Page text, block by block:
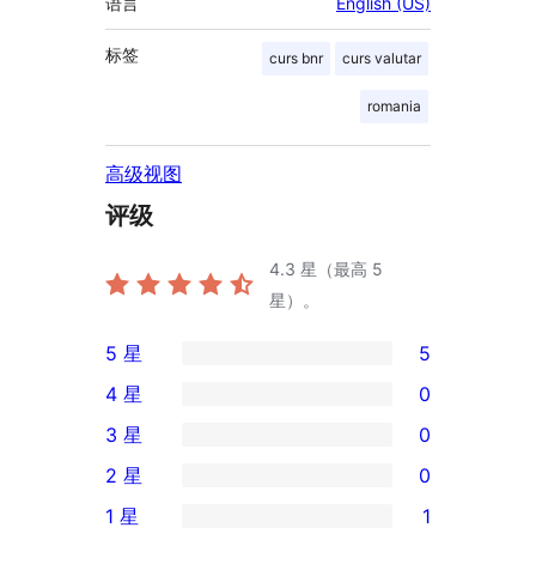
标签 curs bnr curs valutar
romania
高级视图
评级
4.3 星（最高 5
星）。
5
条
5
星
评
5 星 5
条
4
星
4 星 0
0
条
3
3 星 0
条
2 星 0
1 星 1